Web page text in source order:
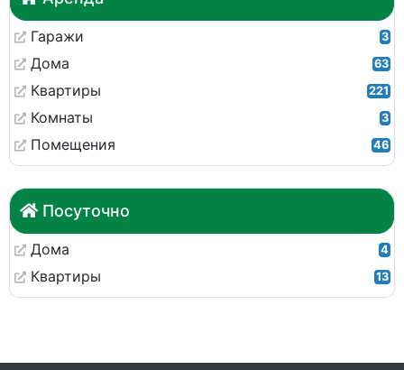
Гаражи 3
Дома 63
Квартиры 221
Комнаты 3
Помещения 46
Посуточно
Дома 4
Квартиры 13